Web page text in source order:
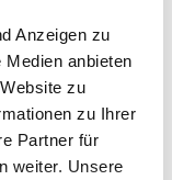
Anzeigen zu
anbieten
zu
zu Ihrer
Partner für
weiter. Unsere